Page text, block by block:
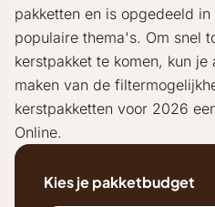
pakketten en is opgedeeld in
populaire thema's. Om snel
kerstpakket te komen, kun
maken van de
kerstpakketten voor 2026
Online.
Kies je pakketbudget